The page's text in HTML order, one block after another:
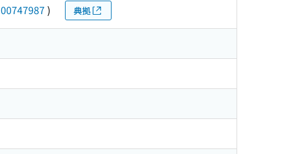
00747987 ) 典拠